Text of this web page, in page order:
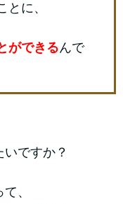
に、
ができるんで
ですか？
、